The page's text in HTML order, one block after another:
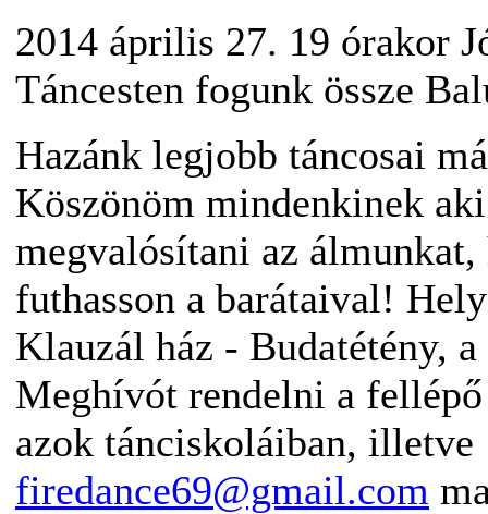
2014 április 27. 19 órakor
Táncesten fogunk össze
Hazánk legjobb táncosai
Köszönöm mindenkinek
megvalósítani az
futhasson a barátaival!
Klauzál ház - Budatétény,
Meghívót rendelni a
azok tánciskoláiban, illetve
firedance69@gmail.com